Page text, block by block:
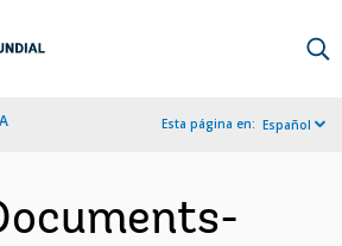
Esta página en: Español